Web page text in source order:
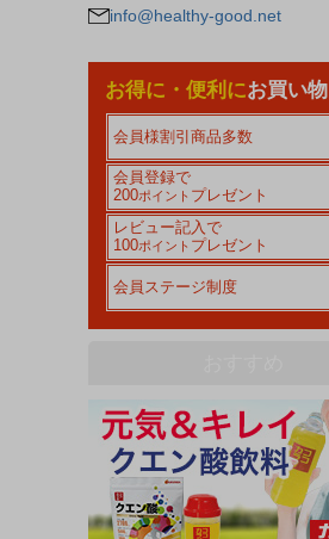
info@healthy-good.net
お得に・便利にお買い物
会員様割引商品多数
会員登録で
200ポイント プレゼント
レビュー記入で
100ポイント プレゼント
会員ステージ制度